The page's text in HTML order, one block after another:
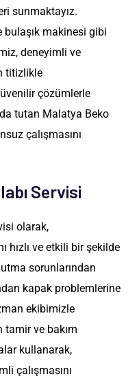
sunmaktayız.
bulaşık makinesi gibi
deneyimli ve
titizlikle
çözümlerle
tutan Malatya Beko
çalışmasını
Servisi
olarak,
hızlı ve etkili bir şekilde
sorunlarından
kapak problemlerine
ekibimizle
tamir ve bakım
kullanarak,
çalışmasını